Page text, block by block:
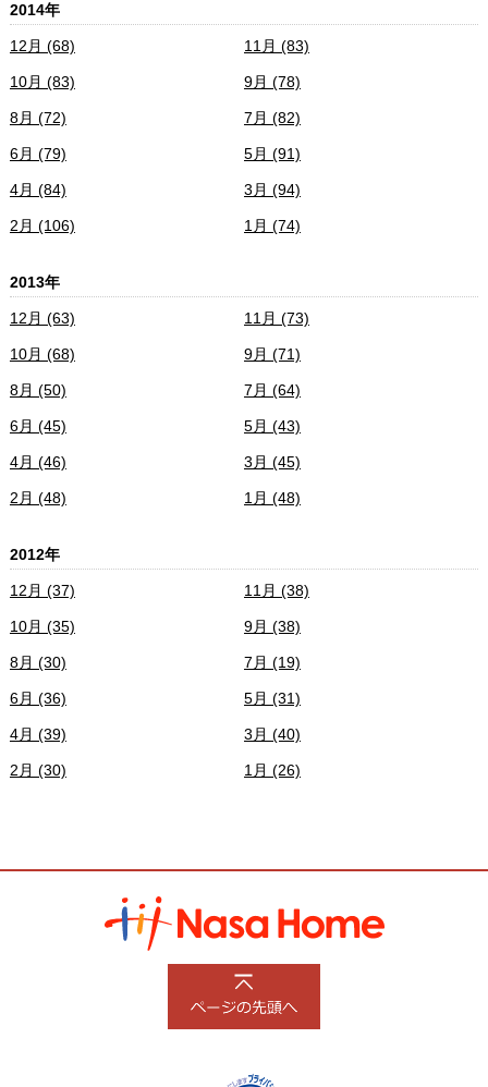
2014年
12月 (68) 11月 (83)
10月 (83) 9月 (78)
8月 (72) 7月 (82)
6月 (79) 5月 (91)
4月 (84) 3月 (94)
2月 (106) 1月 (74)
2013年
12月 (63) 11月 (73)
10月 (68) 9月 (71)
8月 (50) 7月 (64)
6月 (45) 5月 (43)
4月 (46) 3月 (45)
2月 (48) 1月 (48)
2012年
12月 (37) 11月 (38)
10月 (35) 9月 (38)
8月 (30) 7月 (19)
6月 (36) 5月 (31)
4月 (39) 3月 (40)
2月 (30) 1月 (26)